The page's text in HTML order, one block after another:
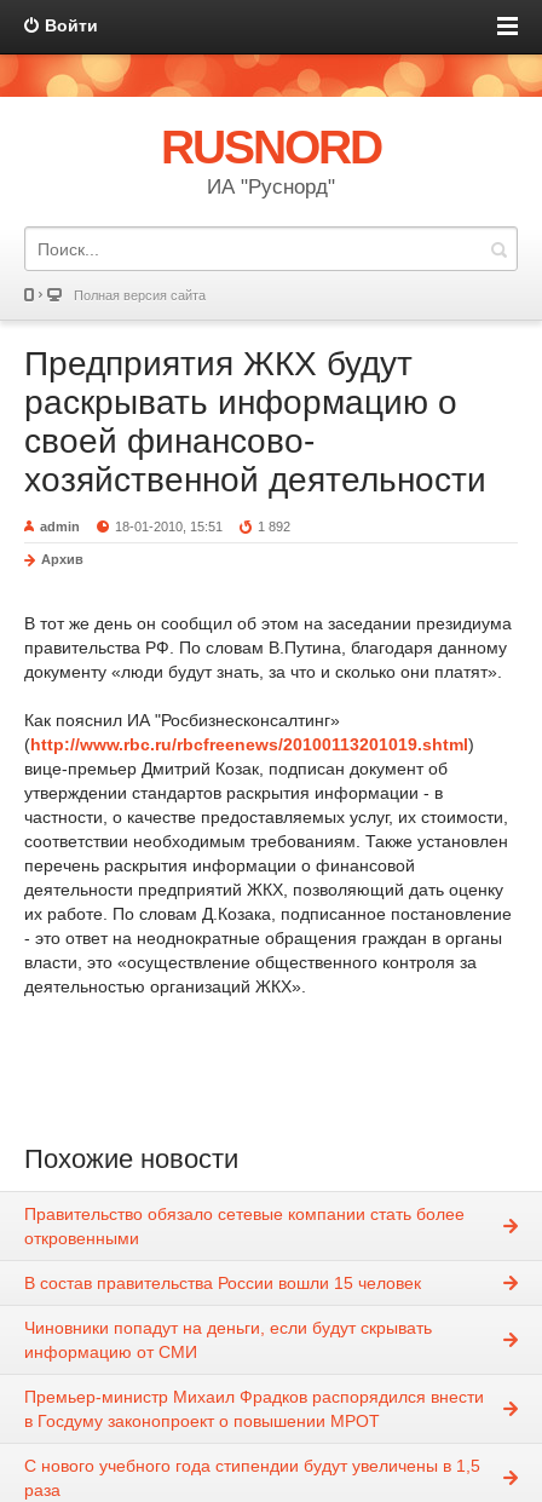
Войти
RUSNORD
ИА "Руснорд"
Полная версия сайта
Предприятия ЖКХ будут
раскрывать информацию о
своей финансово-
хозяйственной деятельности
admin 18-01-2010, 15:51 1 892
Архив
В тот же день он сообщил об этом на заседании президиума
правительства РФ. По словам В.Путина, благодаря данному
документу «люди будут знать, за что и сколько они платят».
Как пояснил ИА "Росбизнесконсалтинг»
(http://www.rbc.ru/rbcfreenews/20100113201019.shtml)
вице-премьер Дмитрий Козак, подписан документ об
утверждении стандартов раскрытия информации - в
частности, о качестве предоставляемых услуг, их стоимости,
соответствии необходимым требованиям. Также установлен
перечень раскрытия информации о финансовой
деятельности предприятий ЖКХ, позволяющий дать оценку
их работе. По словам Д.Козака, подписанное постановление
- это ответ на неоднократные обращения граждан в органы
власти, это «осуществление общественного контроля за
деятельностью организаций ЖКХ».
Похожие новости
Правительство обязало сетевые компании стать более
откровенными
В состав правительства России вошли 15 человек
Чиновники попадут на деньги, если будут скрывать
информацию от СМИ
Премьер-министр Михаил Фрадков распорядился внести
в Госдуму законопроект о повышении МРОТ
С нового учебного года стипендии будут увеличены в 1,5
раза